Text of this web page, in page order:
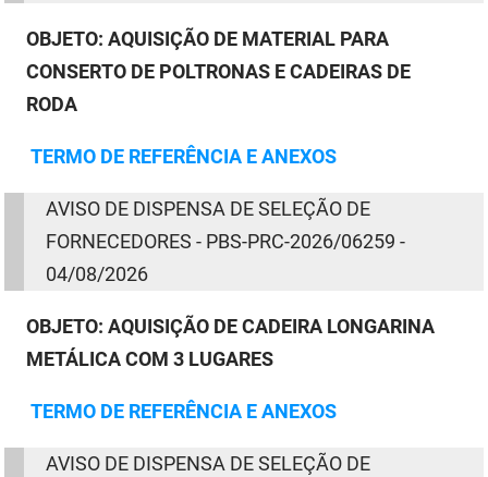
Mulher e da Diversidade Humana
Segurança e Defesa Social
Turismo e Desenvolvimento Econômico
FUNDAC
JUCEP
LOTEP
Ouvidoria Geral do Estado
OBJETO: AQUISIÇÃO DE MATERIAL PARA
CONSERTO DE POLTRONAS E CADEIRAS DE
RODA
TERMO DE REFERÊNCIA E ANEXOS
AVISO DE DISPENSA DESELEÇÃO DE
FORNECEDORES - PBS-PRC-2026/06259 -
04/08/2026
OBJETO: AQUISIÇÃO DE CADEIRA LONGARINA
METÁLICA COM 3 LUGARES
TERMO DE REFERÊNCIA E ANEXOS
AVISO DE DISPENSA DESELEÇÃO DE